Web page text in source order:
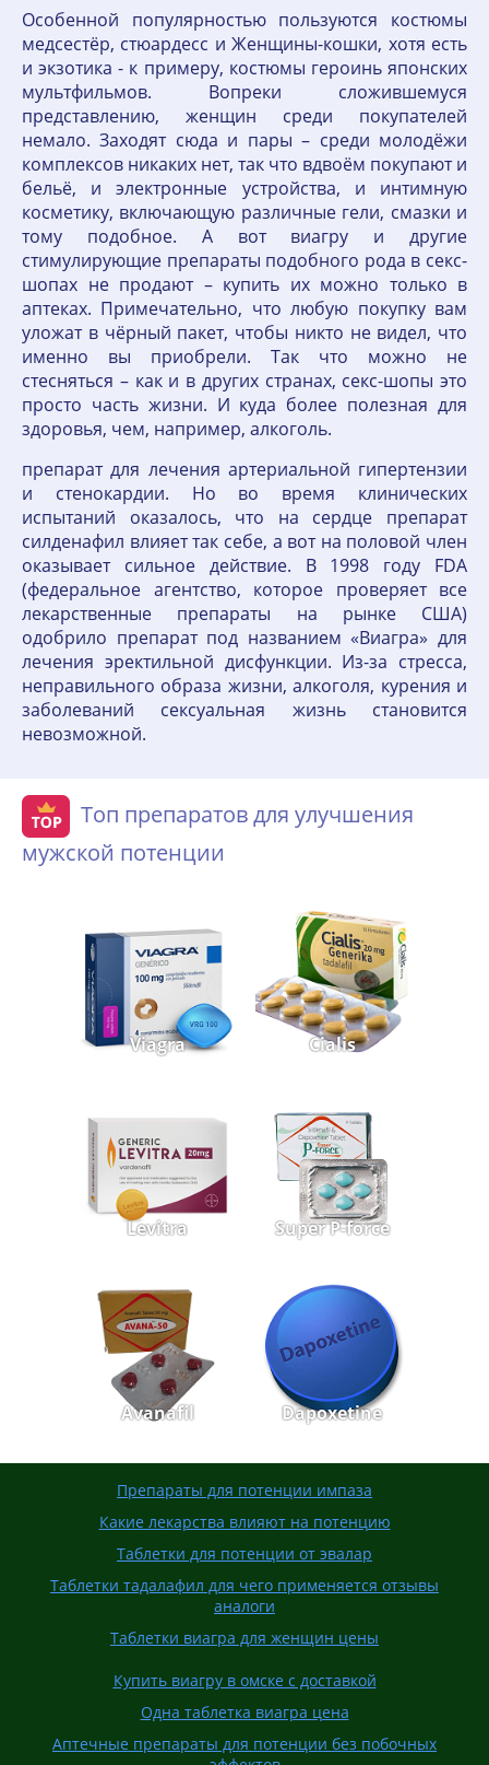
Особенной популярностью пользуются костюмы
медсестёр, стюардесс и Женщины-кошки, хотя есть
и экзотика - к примеру, костюмы героинь японских
мультфильмов. Вопреки сложившемуся
представлению, женщин среди покупателей
немало. Заходят сюда и пары – среди молодёжи
комплексов никаких нет, так что вдвоём покупают и
бельё, и электронные устройства, и интимную
косметику, включающую различные гели, смазки и
тому подобное. А вот виагру и другие
стимулирующие препараты подобного рода в секс-
шопах не продают – купить их можно только в
аптеках. Примечательно, что любую покупку вам
уложат в чёрный пакет, чтобы никто не видел, что
именно вы приобрели. Так что можно не
стесняться – как и в других странах, секс-шопы это
просто часть жизни. И куда более полезная для
здоровья, чем, например, алкоголь.
препарат для лечения артериальной гипертензии
и стенокардии. Но во время клинических
испытаний оказалось, что на сердце препарат
силденафил влияет так себе, а вот на половой член
оказывает сильное действие. В 1998 году FDA
(федеральное агентство, которое проверяет все
лекарственные препараты на рынке США)
одобрило препарат под названием «Виагра» для
лечения эректильной дисфункции. Из-за стресса,
неправильного образа жизни, алкоголя, курения и
заболеваний сексуальная жизнь становится
невозможной.
Топ препаратов для улучшения
мужской потенции
Viagra Cialis
Levitra Super P-force
Avanafil Dapoxetine
Препараты для потенции импаза
Какие лекарства влияют на потенцию
Таблетки для потенции от эвалар
Таблетки тадалафил для чего применяется отзывы
аналоги
Таблетки виагра для женщин цены
Купить виагру в омске с доставкой
Одна таблетка виагра цена
Аптечные препараты для потенции без побочных